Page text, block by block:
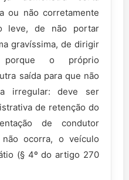
ou não corretamente
leve, de não portar
gravíssima, de dirigir
porque o próprio
saída para que não
irregular: deve ser
de retenção do
de condutor
ocorra, o veículo
(§ 4º do artigo 270